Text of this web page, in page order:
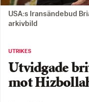
USA:s Iransändebud
arkivbild
UTRIKES
Utvidgade
mot